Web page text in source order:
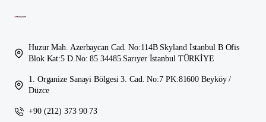
Huzur Mah. Azerbaycan Cad. No:114B Skyland İstanbul B Ofis
Blok Kat:5 D.No: 85 34485 Sarıyer İstanbul TÜRKİYE
1. Organize Sanayi Bölgesi 3. Cad. No:7 PK:81600 Beyköy /
Düzce
+90 (212) 373 90 73